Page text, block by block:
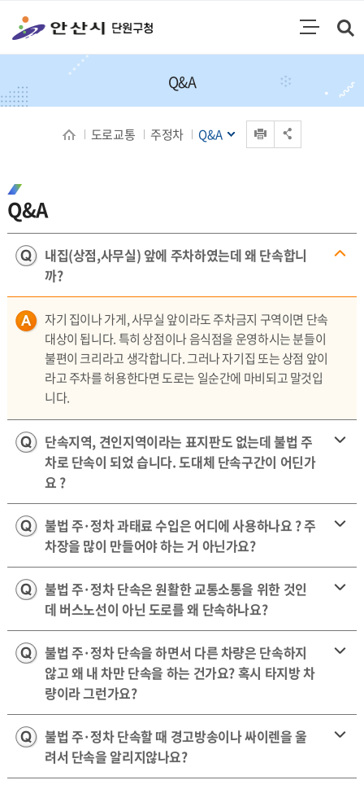
주메뉴
Q&A
도로교통 주정차 Q&A
Q&A
내집(상점,사무실) 앞에 주차하였는데 왜 단속합니
까?
자기 집이나 가게, 사무실 앞이라도 주차금지 구역이면 단속
대상이 됩니다. 특히 상점이나 음식점을 운영하시는 분들이
불편이 크리라고 생각합니다. 그러나 자기집 또는 상점 앞이
라고 주차를 허용한다면 도로는 일순간에 마비되고 말것입
니다.
단속지역, 견인지역이라는 표지판도 없는데 불법 주
차로 단속이 되었 습니다. 도대체 단속구간이 어딘가
요 ?
불법 주·정차 과태료 수입은 어디에 사용하나요 ? 주
차장을 많이 만들어야 하는 거 아닌가요?
불법 주·정차 단속은 원활한 교통소통을 위한 것인
데 버스노선이 아닌 도로를 왜 단속하나요?
불법 주·정차 단속을 하면서 다른 차량은 단속하지
않고 왜 내 차만 단속을 하는 건가요? 혹시 타지방 차
량이라 그런가요?
불법 주·정차 단속할 때 경고방송이나 싸이렌을 울
려서 단속을 알리지않나요?